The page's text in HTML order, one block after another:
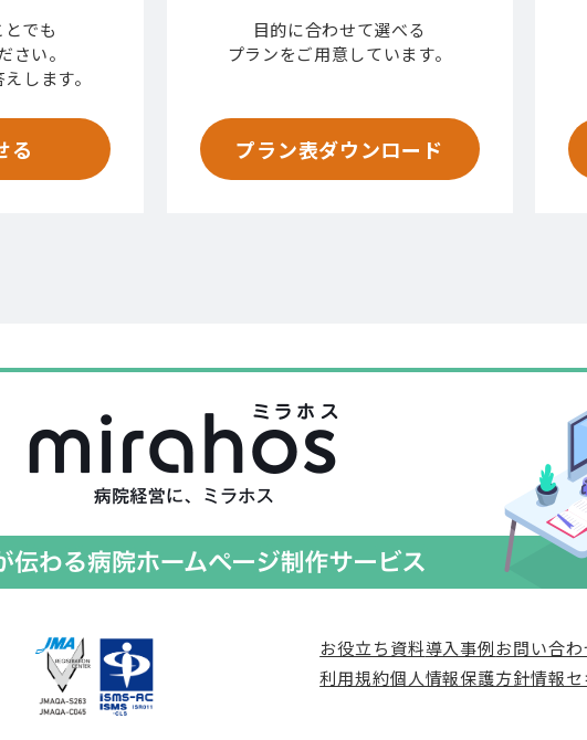
でも
さい。
します。
る
目的に合わせて選べる
プランをご用意しています。
プラン表ダウンロード
お役立ち資料導入事例お問い合
利用規約個人情報保護方針情報